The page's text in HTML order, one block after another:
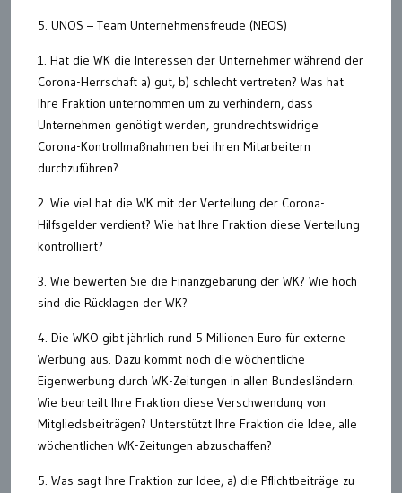
5. UNOS – Team Unternehmensfreude (NEOS)
1. Hat die WK die Interessen der Unternehmer während der
Corona-Herrschaft a) gut, b) schlecht vertreten? Was hat
Ihre Fraktion unternommen um zu verhindern, dass
Unternehmen genötigt werden, grundrechtswidrige
Corona-Kontrollmaßnahmen bei ihren Mitarbeitern
durchzuführen?
2. Wie viel hat die WK mit der Verteilung der Corona-
Hilfsgelder verdient? Wie hat Ihre Fraktion diese Verteilung
kontrolliert?
3. Wie bewerten Sie die Finanzgebarung der WK? Wie hoch
sind die Rücklagen der WK?
4. Die WKO gibt jährlich rund 5 Millionen Euro für externe
Werbung aus. Dazu kommt noch die wöchentliche
Eigenwerbung durch WK-Zeitungen in allen Bundesländern.
Wie beurteilt Ihre Fraktion diese Verschwendung von
Mitgliedsbeiträgen? Unterstützt Ihre Fraktion die Idee, alle
wöchentlichen WK-Zeitungen abzuschaffen?
5. Was sagt Ihre Fraktion zur Idee, a) die Pflichtbeiträge zu